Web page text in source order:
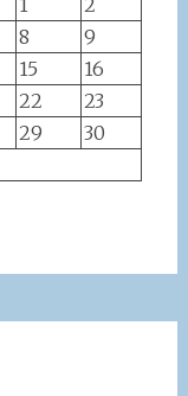
8
9
15
16
22
23
29
30